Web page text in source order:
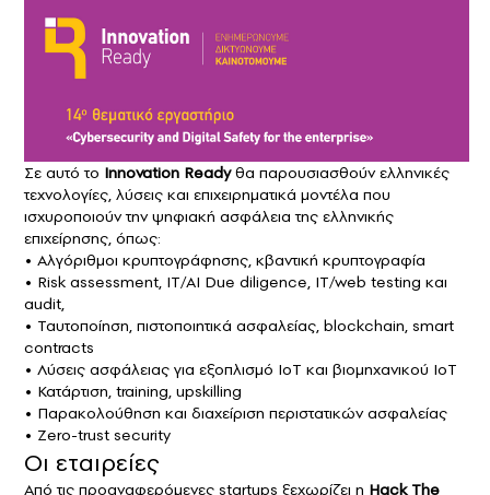
Σε αυτό το Innovation Readyθα παρουσιασθούν ελληνικές
τεχνολογίες, λύσεις και επιχειρηματικά μοντέλα που
ισχυροποιούν την ψηφιακή ασφάλεια της ελληνικής
επιχείρησης, όπως:
• Αλγόριθμοι κρυπτογράφησης, κβαντική κρυπτογραφία
• Risk assessment, IT/AI Due diligence, IT/web testing και
audit,
• Ταυτοποίηση, πιστοποιητικά ασφαλείας, blockchain, smart
contracts
• Λύσεις ασφάλειας για εξοπλισμό IoT και βιομηχανικού IoT
• Κατάρτιση, training, upskilling
• Παρακολούθηση και διαχείριση περιστατικών ασφαλείας
• Zero-trust security
Οι εταιρείες
Από τις προαναφερόμενες startups ξεχωρίζει η Hack The